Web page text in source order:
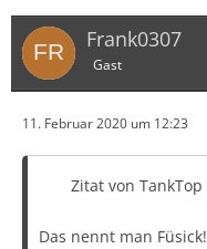
Frank0307
Gast
11. Februar 2020 um 12:23
Zitat von TankTop
Das nennt man Füsick!